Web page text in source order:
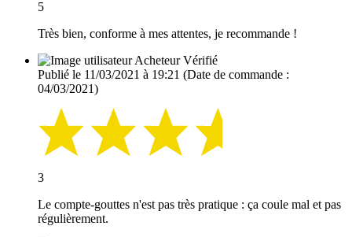
5
Très bien, conforme à mes attentes, je recommande !
Acheteur Vérifié
Publié le 11/03/2021 à 19:21 (Date de commande :
04/03/2021)
3
Le compte-gouttes n'est pas très pratique : ça coule mal et pas
régulièrement.